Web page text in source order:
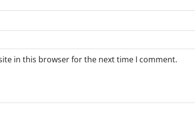
in this browser for the next time I comment.